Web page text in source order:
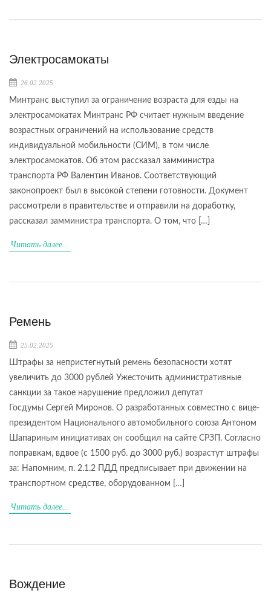
Электросамокаты
26.02.2025
Минтранс выступил за ограничение возраста для езды на
электросамокатах Минтранс РФ считает нужным введение
возрастных ограничений на использование средств
индивидуальной мобильности (СИМ), в том числе
электросамокатов. Об этом рассказал замминистра
транспорта РФ Валентин Иванов. Соответствующий
законопроект был в высокой степени готовности. Документ
рассмотрели в правительстве и отправили на доработку,
рассказал замминистра транспорта. О том, что […]
Читать далее...
Ремень
25.02.2025
Штрафы за непристегнутый ремень безопасности хотят
увеличить до 3000 рублей Ужесточить административные
санкции за такое нарушение предложил депутат
Госдумы Сергей Миронов. О разработанных совместно с вице-
президентом Национального автомобильного союза Антоном
Шапариным инициативах он сообщил на сайте СРЗП. Согласно
поправкам, вдвое (с 1500 руб. до 3000 руб.) возрастут штрафы
за: Напомним, п. 2.1.2 ПДД предписывает при движении на
транспортном средстве, оборудованном […]
Читать далее...
Вождение